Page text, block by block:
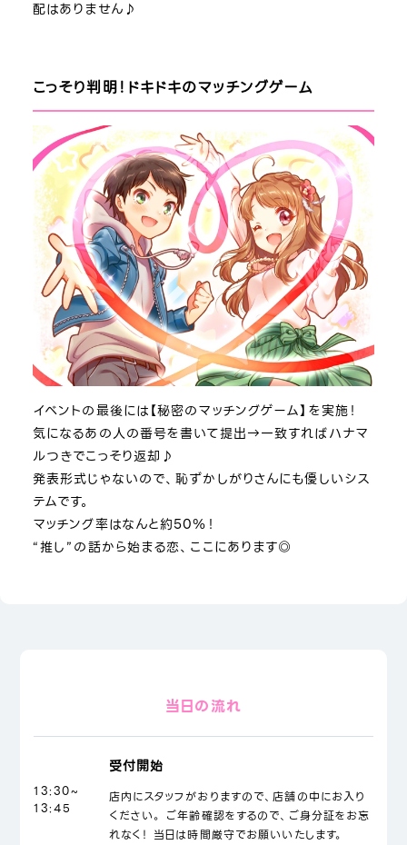
配はありません♪
こっそり判明！ドキドキのマッチングゲーム
イベントの最後には【秘密のマッチングゲーム】を実施！
気になるあの人の番号を書いて提出→一致すればハナマ
ルつきでこっそり返却♪
発表形式じゃないので、恥ずかしがりさんにも優しいシス
テムです。
マッチング率はなんと約50％！
“推し”の話から始まる恋、ここにあります◎
当日の流れ
13:30~
13:45
受付開始
店内にスタッフがおりますので、店舗の中にお入り
ください。 ご年齢確認をするので、ご身分証をお忘
れなく！ 当日は時間厳守でお願いいたします。